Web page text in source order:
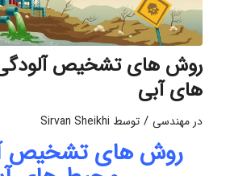
روش های تشخیص
های آبی
درمهندسی / توسط Sirvan Sheikhi
روش های تشخیص